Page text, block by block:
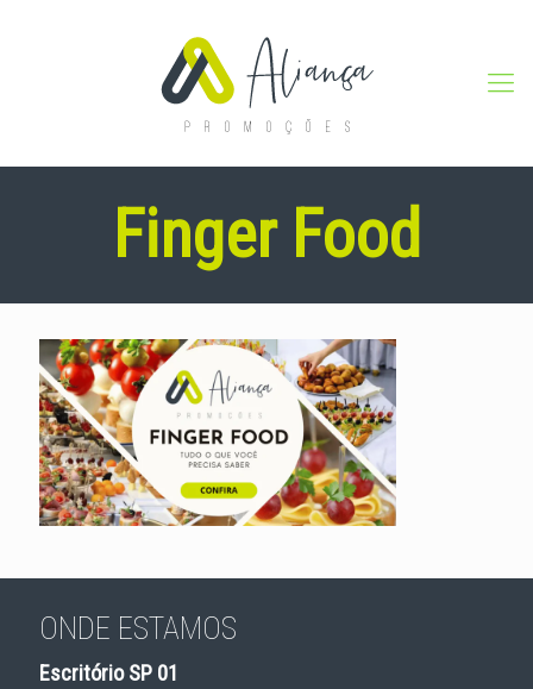
Finger Food
ONDE ESTAMOS
Escritório SP 01